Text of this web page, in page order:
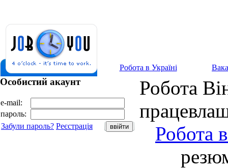
Робота в Україні
Особистий акаунт
e-mail:
пароль:
Забули пароль? Реєстрація
Робота
Робота